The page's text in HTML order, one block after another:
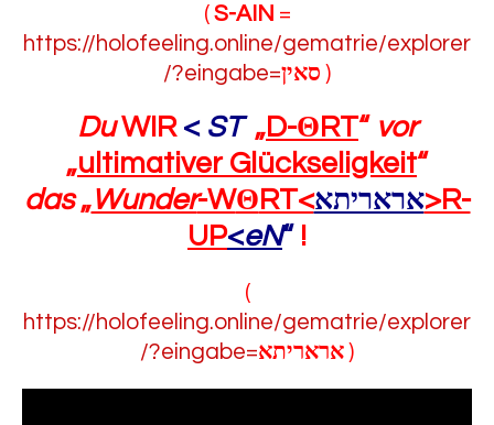
(S-AIN =
https://holofeeling.online/gematrie/explorer
/?eingabe=סאין )
DuWIR < ST „D-Θ RT“ vor
„ultimativer Glückseligkeit“
das„Wunder-WΘ RT<אראריתא>R-
UP<eN“ !
(
https://holofeeling.online/gematrie/explorer
/?eingabe=אראריתא)